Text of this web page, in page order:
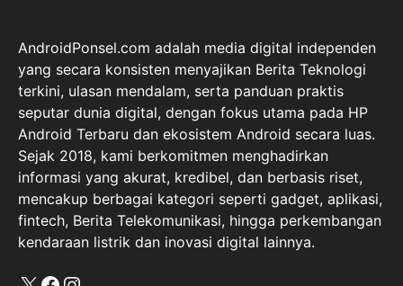
AndroidPonsel.com adalah media digital independen
yang secara konsisten menyajikan Berita Teknologi
terkini, ulasan mendalam, serta panduan praktis
seputar dunia digital, dengan fokus utama pada HP
Android Terbaru dan ekosistem Android secara luas.
Sejak 2018, kami berkomitmen menghadirkan
informasi yang akurat, kredibel, dan berbasis riset,
mencakup berbagai kategori seperti gadget, aplikasi,
fintech, Berita Telekomunikasi, hingga perkembangan
kendaraan listrik dan inovasi digital lainnya.